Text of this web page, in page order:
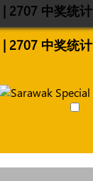
2707 中奖统计
2707 中奖统计